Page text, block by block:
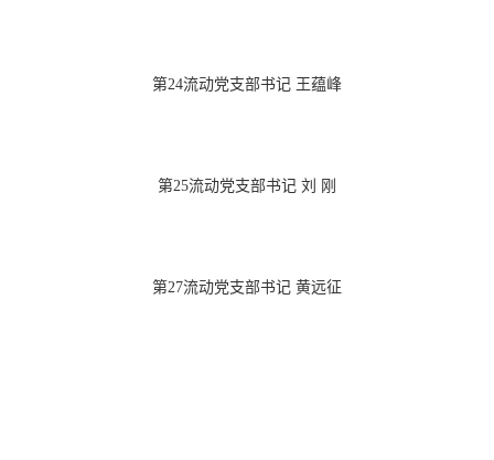
第24流动党支部书记 王蕴峰
第25流动党支部书记 刘 刚
第27流动党支部书记 黄远征